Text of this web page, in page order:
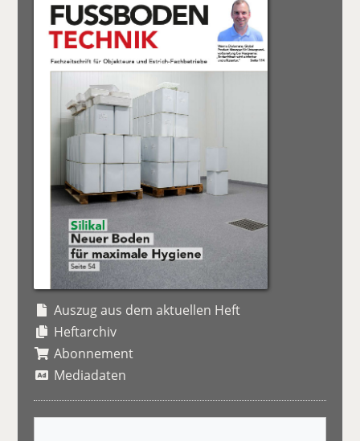
Auszug aus dem aktuellen Heft
Heftarchiv
Abonnement
Mediadaten